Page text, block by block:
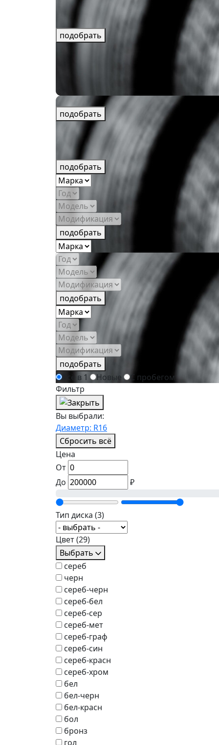
подобрать
подобрать
подобрать
подобрать
подобрать
подобрать
Всё в 1
Новые
С пробегом
Фильтр
Вы выбрали:
Диаметр: R16
Сбросить всё
Цена
От
До
₽
Тип диска (3)
Цвет(29)
Выбрать
сереб
черн
сереб-черн
сереб-бел
сереб-сер
сереб-мет
сереб-граф
сереб-син
сереб-красн
сереб-хром
бел
бел-черн
бел-красн
бол
бронз
гол